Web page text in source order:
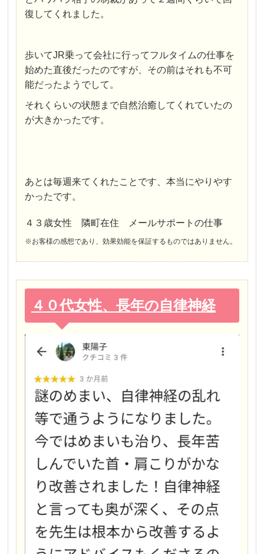
復してくれました。
歩いてJR乗って会社に行ってフルタイムの仕事を
始めた直後だったのですが、その前はそれも不可
能だったようでして。
それくらいの状態まで自然治癒してくれていたの
が大きかったです。
あとは毎週来てくれたことです、本当にやりやす
かったです。
４３歳女性 隣町在住 メールサポートの仕事
※お客様の感想であり、効果効能を保証するものではありません。
４０代女性、長年の自律神経